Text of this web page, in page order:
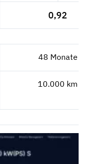
0,92
48 Monate
10.000 km